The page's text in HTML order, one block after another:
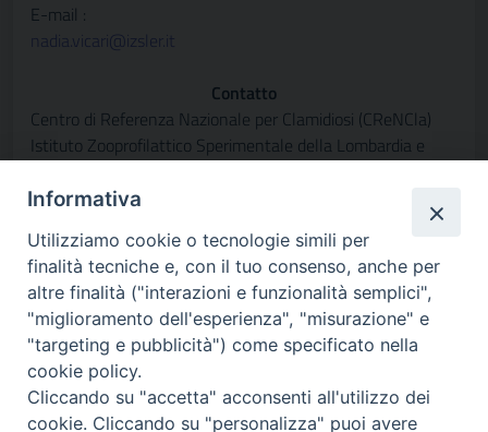
E-mail :
nadia.vicari@izsler.it
Contatto
Centro di Referenza Nazionale per Clamidiosi (CReNCla)
Istituto Zooprofilattico Sperimentale della Lombardia e
Sede territoriale di Pavia
27100 Pavia
Italia
Informativa
Utilizziamo cookie o tecnologie simili per
finalità tecniche e, con il tuo consenso, anche per
altre finalità ("interazioni e funzionalità semplici",
"miglioramento dell'esperienza", "misurazione" e
"targeting e pubblicità") come specificato nella
cookie policy.
Cliccando su "accetta" acconsenti all'utilizzo dei
cookie. Cliccando su "personalizza" puoi avere